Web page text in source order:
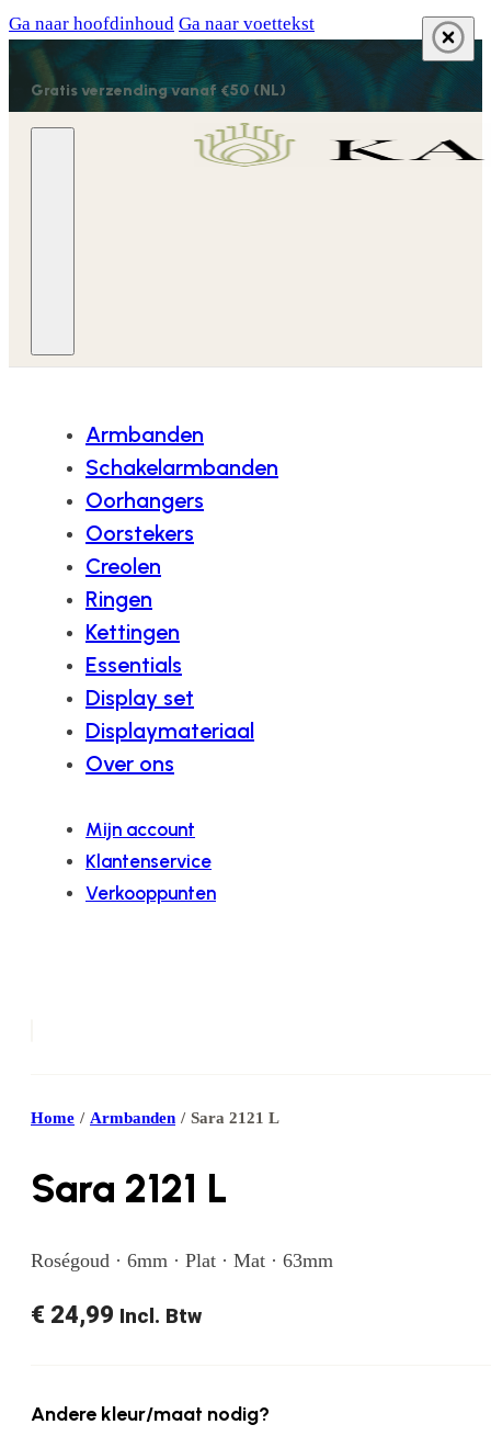
Ga naar hoofdinhoud Ga naar voettekst
Gratis verzending vanaf €50 (NL)
Armbanden
Schakelarmbanden
Oorhangers
Oorstekers
Creolen
Ringen
Kettingen
Essentials
Display set
Displaymateriaal
Over ons
Mijn account
Klantenservice
Verkooppunten
Home / Armbanden / Sara 2121 L
Sara 2121 L
Roségoud · 6mm · Plat · Mat · 63mm
€ 24,99 Incl. Btw
Andere kleur/maat nodig?